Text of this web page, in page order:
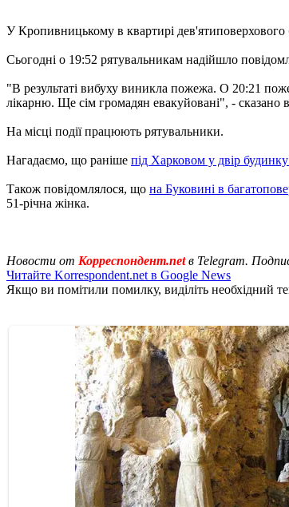
У Кропивницькому в квартирі
Сьогодні о 19:52 рятувальникам надійшло
"В результаті вибуху виникла пожежа. О 20:21
лікарню. Ще сім громадян евакуйовані", - сказано
На місці події працюють рятувальники.
Нагадаємо, що раніше під Харковом у двір
Також повідомлялося, що на Буковині в
51-річна жінка.
Новости от Корреспондент.netв Telegram.
Читайте Korrespondent.net в Google News
Якщо ви помітили помилку, виділіть необхідний